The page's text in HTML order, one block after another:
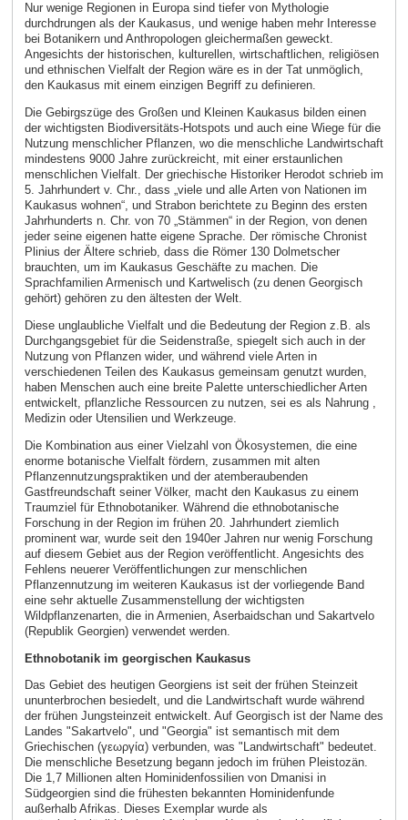
Nur wenige Regionen in Europa sind tiefer von Mythologie
durchdrungen als der Kaukasus, und wenige haben mehr Interesse
bei Botanikern und Anthropologen gleichermaßen geweckt.
Angesichts der historischen, kulturellen, wirtschaftlichen, religiösen
und ethnischen Vielfalt der Region wäre es in der Tat unmöglich,
den Kaukasus mit einem einzigen Begriff zu definieren.
Die Gebirgszüge des Großen und Kleinen Kaukasus bilden einen
der wichtigsten Biodiversitäts-Hotspots und auch eine Wiege für die
Nutzung menschlicher Pflanzen, wo die menschliche Landwirtschaft
mindestens 9000 Jahre zurückreicht, mit einer erstaunlichen
menschlichen Vielfalt. Der griechische Historiker Herodot schrieb im
5. Jahrhundert v. Chr., dass „viele und alle Arten von Nationen im
Kaukasus wohnen“, und Strabon berichtete zu Beginn des ersten
Jahrhunderts n. Chr. von 70 „Stämmen“ in der Region, von denen
jeder seine eigenen hatte eigene Sprache. Der römische Chronist
Plinius der Ältere schrieb, dass die Römer 130 Dolmetscher
brauchten, um im Kaukasus Geschäfte zu machen. Die
Sprachfamilien Armenisch und Kartwelisch (zu denen Georgisch
gehört) gehören zu den ältesten der Welt.
Diese unglaubliche Vielfalt und die Bedeutung der Region z.B. als
Durchgangsgebiet für die Seidenstraße, spiegelt sich auch in der
Nutzung von Pflanzen wider, und während viele Arten in
verschiedenen Teilen des Kaukasus gemeinsam genutzt wurden,
haben Menschen auch eine breite Palette unterschiedlicher Arten
entwickelt, pflanzliche Ressourcen zu nutzen, sei es als Nahrung ,
Medizin oder Utensilien und Werkzeuge.
Die Kombination aus einer Vielzahl von Ökosystemen, die eine
enorme botanische Vielfalt fördern, zusammen mit alten
Pflanzennutzungspraktiken und der atemberaubenden
Gastfreundschaft seiner Völker, macht den Kaukasus zu einem
Traumziel für Ethnobotaniker. Während die ethnobotanische
Forschung in der Region im frühen 20. Jahrhundert ziemlich
prominent war, wurde seit den 1940er Jahren nur wenig Forschung
auf diesem Gebiet aus der Region veröffentlicht. Angesichts des
Fehlens neuerer Veröffentlichungen zur menschlichen
Pflanzennutzung im weiteren Kaukasus ist der vorliegende Band
eine sehr aktuelle Zusammenstellung der wichtigsten
Wildpflanzenarten, die in Armenien, Aserbaidschan und Sakartvelo
(Republik Georgien) verwendet werden.
Ethnobotanik im georgischen Kaukasus
Das Gebiet des heutigen Georgiens ist seit der frühen Steinzeit
ununterbrochen besiedelt, und die Landwirtschaft wurde während
der frühen Jungsteinzeit entwickelt. Auf Georgisch ist der Name des
Landes "Sakartvelo", und "Georgia" ist semantisch mit dem
Griechischen (γεωργία) verbunden, was "Landwirtschaft" bedeutet.
Die menschliche Besetzung begann jedoch im frühen Pleistozän.
Die 1,7 Millionen alten Hominidenfossilien von Dmanisi in
Südgeorgien sind die frühesten bekannten Hominidenfunde
außerhalb Afrikas. Dieses Exemplar wurde als